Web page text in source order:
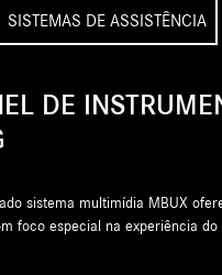
SISTEMAS DE ASSISTÊNCIA
DE
sistema multimídia MBUX
foco especial na experiência